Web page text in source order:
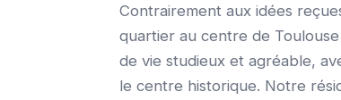
Contrairement aux idées
quartier au centre de
de vie studieux et agréable,
le centre historique. Notre